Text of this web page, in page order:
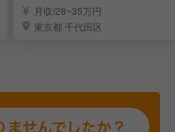
で描くキャリア
月収/28~35万円
東京都 千代田区